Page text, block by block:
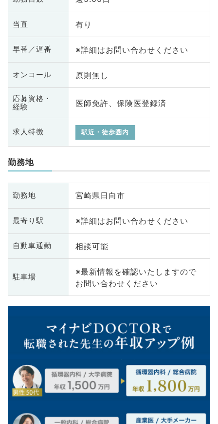
当直 有り
早番／遅番 ※詳細はお問い合わせください
オンコール 原則無し
応募資格・
経験
医師免許、保険医登録済
求人特徴 駅近・徒歩圏内
勤務地
勤務地 宮崎県日向市
最寄り駅 ※詳細はお問い合わせください
自動車通勤 相談可能
駐車場
※最新情報を確認いたしますので
お問い合わせください